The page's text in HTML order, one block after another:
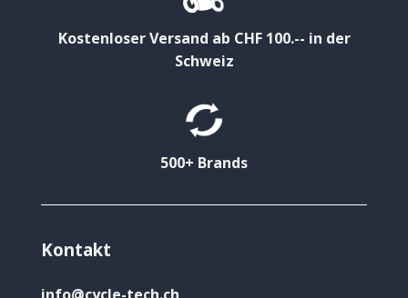
Kostenloser Versand ab CHF 100.-- in der
Schweiz
500+ Brands
Kontakt